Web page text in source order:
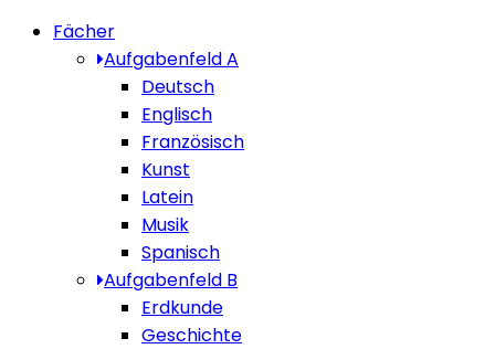
Fächer
Aufgabenfeld A
Deutsch
Englisch
Französisch
Kunst
Latein
Musik
Spanisch
Aufgabenfeld B
Erdkunde
Geschichte